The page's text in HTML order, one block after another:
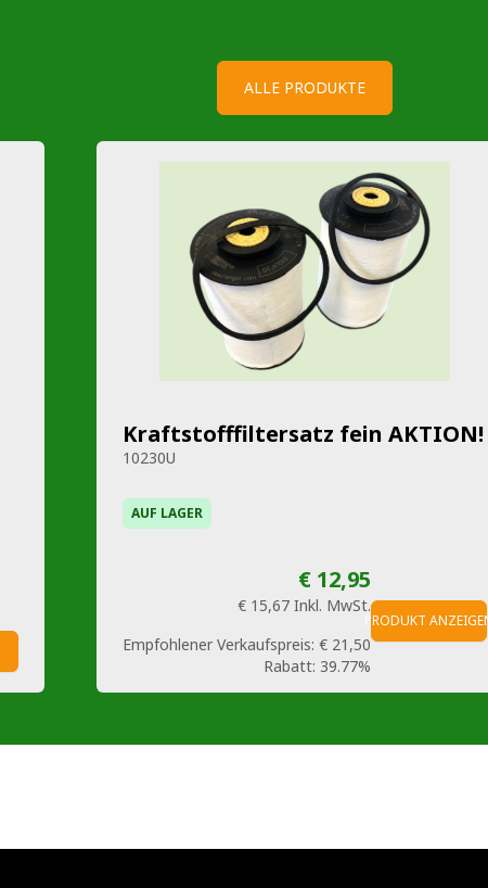
ALLE PRODUKTE
Kraftstofffiltersatz fein AKTION!
10230U
AUF LAGER
€ 12,95
€ 15,67 Inkl. MwSt.
Empfohlener Verkaufspreis: € 21,50
Rabatt: 39.77%
PRODUKT ANZEIGEN